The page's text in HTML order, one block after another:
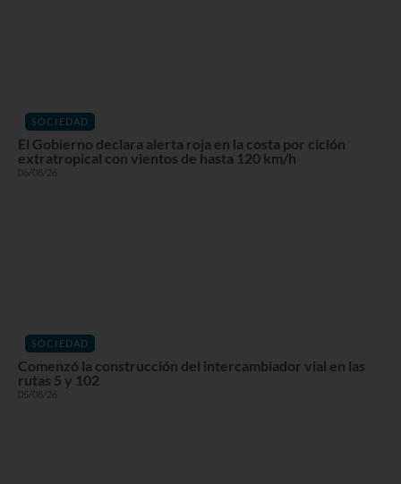
SOCIEDAD
El Gobierno declara alerta roja en la costa por ciclón
extratropical con vientos de hasta 120 km/h
06/08/26
SOCIEDAD
Comenzó la construcción del intercambiador vial en las
rutas 5 y 102
05/08/26